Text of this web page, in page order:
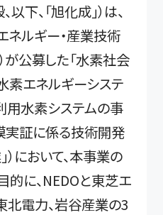
下、「旭化成」）は、
ルギー・産業技術
が公募した「水素社会
エネルギーシステ
水素システムの事
実証に係る技術開発
」）において、本事業の
的に、NEDOと東芝エ
北電力、岩谷産業の3